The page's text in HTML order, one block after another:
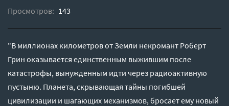
Просмотров: 143
"В миллионах километров от Земли некромант Роберт
Грин оказывается единственным выжившим после
катастрофы, вынужденным идти через радиоактивную
пустыню. Планета, скрывающая тайны погибшей
цивилизации и шагающих механизмов, бросает ему новый